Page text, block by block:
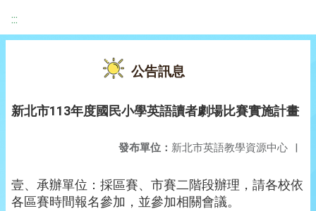
:::
公告訊息
新北市113年度國民小學英語讀者劇場比賽實施計畫
發布單位： 新北市英語教學資源中心 |
壹、承辦單位：採區賽、市賽二階段辦理，請各校依
各區賽時間報名參加，並參加相關會議。